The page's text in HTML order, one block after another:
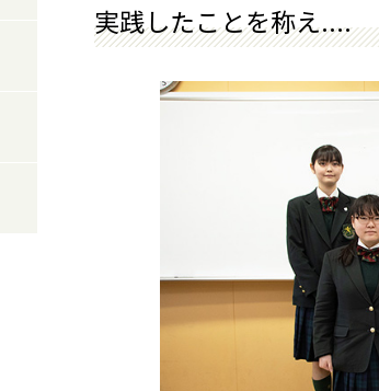
実践したことを称え....